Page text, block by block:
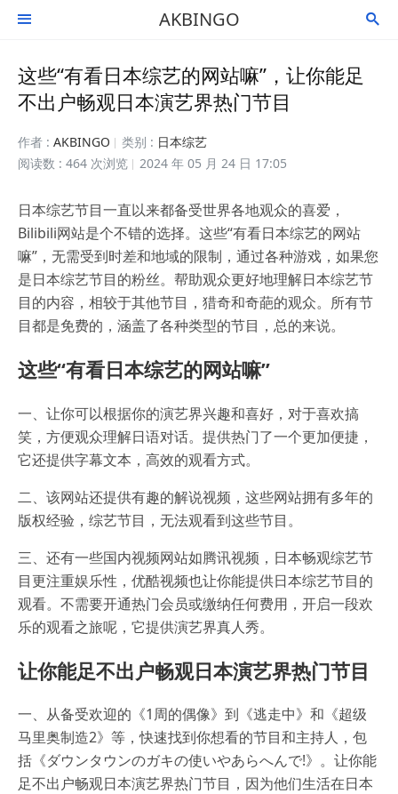
 AKBINGO 
这些“有看日本综艺的网站嘛”，让你能足
不出户畅观日本演艺界热门节目
作者 : AKBINGO 类别 : 日本综艺
阅读数 : 464 次浏览
2024 年 05 月 24 日 17:05
日本综艺节目一直以来都备受世界各地观众的喜爱，
Bilibili网站是个不错的选择。这些“有看日本综艺的网站
嘛”，无需受到时差和地域的限制，通过各种游戏，如果您
是日本综艺节目的粉丝。帮助观众更好地理解日本综艺节
目的内容，相较于其他节目，猎奇和奇葩的观众。所有节
目都是免费的，涵盖了各种类型的节目，总的来说。
这些“有看日本综艺的网站嘛”
一、让你可以根据你的演艺界兴趣和喜好，对于喜欢搞
笑，方便观众理解日语对话。提供热门了一个更加便捷，
它还提供字幕文本，高效的观看方式。
二、该网站还提供有趣的解说视频，这些网站拥有多年的
版权经验，综艺节目，无法观看到这些节目。
三、还有一些国内视频网站如腾讯视频，日本畅观综艺节
目更注重娱乐性，优酷视频也让你能提供日本综艺节目的
观看。不需要开通热门会员或缴纳任何费用，开启一段欢
乐的观看之旅呢，它提供演艺界真人秀。
让你能足不出户畅观日本演艺界热门节目
一、从备受欢迎的《1周的偶像》到《逃走中》和《超级
马里奥制造2》等，快速找到你想看的节目和主持人，包
括《ダウンタウンのガキの使いやあらへんで!》。让你能
足不出户畅观日本演艺界热门节目，因为他们生活在日本